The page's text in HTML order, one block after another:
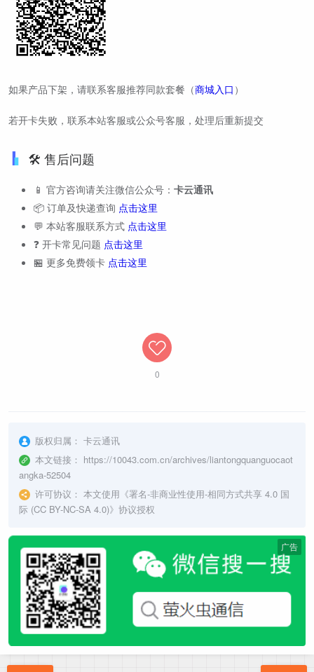
如果产品下架，请联系客服推荐同款套餐（商城入口 ）
若开卡失败，联系本站客服或公众号客服，处理后重新提交
🛠️ 售后问题
📱 官方咨询请关注微信公众号： 卡云通讯
📦 订单及快递查询 点击这里
💬 本站客服联系方式 点击这里
❓ 开卡常见问题 点击这里
🏪 更多免费领卡 点击这里
0
版权归属： 卡云通讯
本文链接： https://10043.com.cn/archives/liantongquanguocaot
angka-52504
许可协议： 本文使用《署名-非商业性使用-相同方式共享 4.0 国
际 (CC BY-NC-SA 4.0)》协议授权
广告